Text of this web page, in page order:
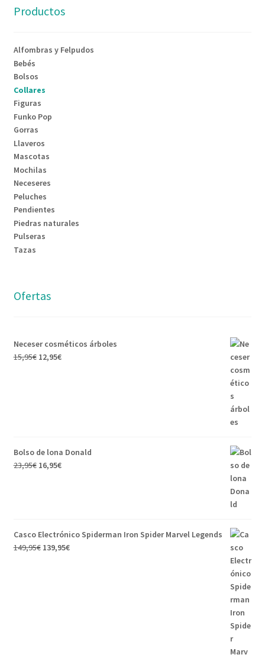
Productos
Alfombras y Felpudos
Bebés
Bolsos
Collares
Figuras
Funko Pop
Gorras
Llaveros
Mascotas
Mochilas
Neceseres
Peluches
Pendientes
Piedras naturales
Pulseras
Tazas
Ofertas
Neceser cosméticos árboles
15,95€ 12,95€
Bolso de lona Donald
23,95€ 16,95€
Casco Electrónico Spiderman Iron Spider Marvel Legends
149,95€ 139,95€